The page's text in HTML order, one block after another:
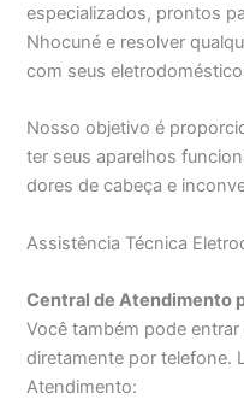
especializados, prontos
Nhocuné e resolver
com seus
Nosso objetivo é
ter seus aparelhos
dores de cabeça e
Assistência Técnica
Central de Atendimento
Você também pode
diretamente por telefone.
Atendimento: